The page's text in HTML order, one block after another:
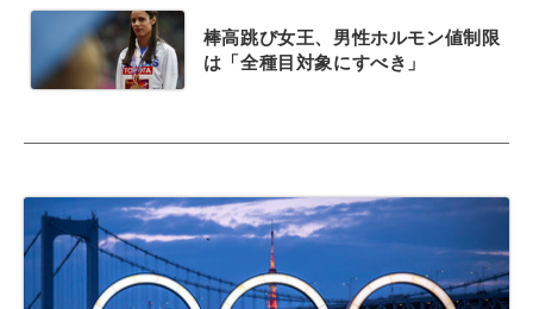
棒高跳び女王、男性ホルモン値制限
は「全種目対象にすべき」